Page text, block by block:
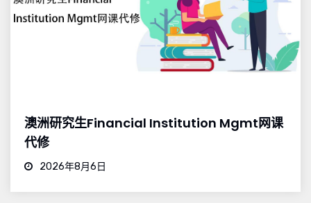
澳洲研究生Financial Institution Mgmt网课
代修
2026年8月6日